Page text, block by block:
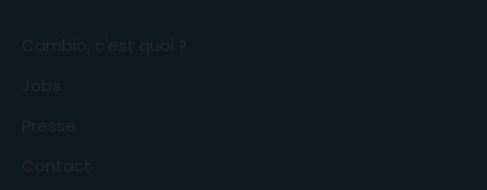
Cambio, c'est quoi ?
Jobs
Presse
Contact